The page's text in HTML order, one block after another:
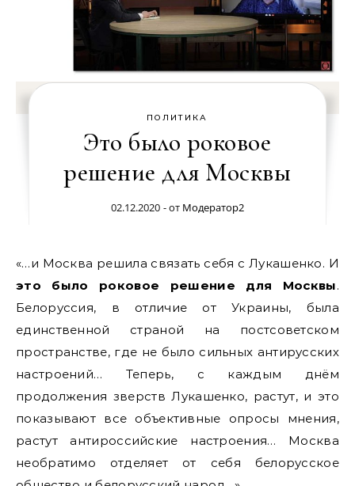
ПОЛИТИКА
Это было роковое
решение для Москвы
02.12.2020 - от Модератор2
«…и Москва решила связать себя с Лукашенко. И
это было роковое решение для Москвы.
Белоруссия, в отличие от Украины, была
единственной страной на постсоветском
пространстве, где не было сильных антирусских
настроений… Теперь, с каждым днём
продолжения зверств Лукашенко, растут, и это
показывают все объективные опросы мнения,
растут антироссийские настроения… Москва
необратимо отделяет от себя белорусское